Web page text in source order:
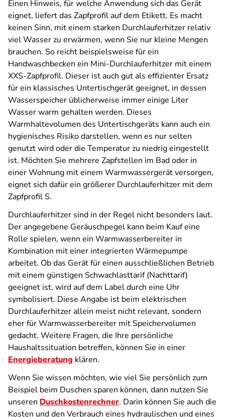
Einen Hinweis, für welche Anwendung sich das Gerät
eignet, liefert das Zapfprofil auf dem Etikett. Es macht
keinen Sinn, mit einem starken Durchlauferhitzer relativ
viel Wasser zu erwärmen, wenn Sie nur kleine Mengen
brauchen. So reicht beispielsweise für ein
Handwaschbecken ein Mini-Durchlauferhitzer mit einem
XXS-Zapfprofil. Dieser ist auch gut als effizienter Ersatz
für ein klassisches Untertischgerät geeignet, in dessen
Wasserspeicher üblicherweise immer einige Liter
Wasser warm gehalten werden. Dieses
Warmhaltevolumen des Untertischgeräts kann auch ein
hygienisches Risiko darstellen, wenn es nur selten
genutzt wird oder die Temperatur zu niedrig eingestellt
ist. Möchten Sie mehrere Zapfstellen im Bad oder in
einer Wohnung mit einem Warmwassergerät versorgen,
eignet sich dafür ein größerer Durchlauferhitzer mit dem
Zapfprofil S.
Durchlauferhitzer sind in der Regel nicht besonders laut.
Der angegebene Geräuschpegel kann beim Kauf eine
Rolle spielen, wenn ein Warmwasserbereiter in
Kombination mit einer integrierten Wärmepumpe
arbeitet. Ob das Gerät für einen ausschließlichen Betrieb
mit einem günstigen Schwachlasttarif (Nachttarif)
geeignet ist, wird auf dem Label durch eine Uhr
symbolisiert. Diese Angabe ist beim elektrischen
Durchlauferhitzer allein meist nicht relevant, sondern
eher für Warmwasserbereiter mit Speichervolumen
gedacht. Weitere Fragen, die Ihre persönliche
Haushaltssituation betreffen, können Sie in einer
Energieberatung klären.
Wenn Sie wissen möchten, wie viel Sie persönlich zum
Beispiel beim Duschen sparen können, dann nutzen Sie
unseren Duschkostenrechner. Darin können Sie auch die
Kosten und den Verbrauch eines hydraulischen und eines